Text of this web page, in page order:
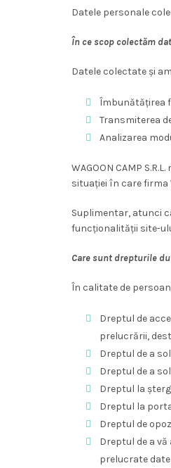
Datele personale
În ce scop colectăm
Datele colectate și
Îmbunătățirea
Transmiterea
Analizarea
WAGOON CAMP
situației în care firma
Suplimentar, atunci
funcționalității site-
Care sunt drepturile
În calitate de
Dreptul de
prelucrării,
Dreptul de a
Dreptul de a
Dreptul la
Dreptul la
Dreptul de
Dreptul de a
prelucrate